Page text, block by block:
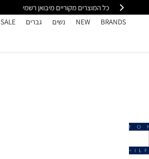
משלוח מהיר עד הבית חינם בקנייה מעל 399
BRANDS
NEW נשים גברים SALE